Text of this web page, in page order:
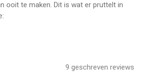
showcasing your speed and skill in
equipment in the diner to master
tasks.
ooit te maken. Dit is wat er pruttelt in
9 geschreven reviews